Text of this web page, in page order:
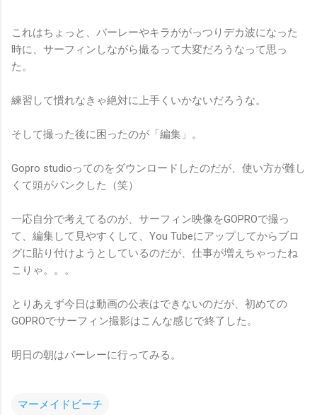
これはちょっと、バーレーやキラががっつりデカ波になった
時に、サーフィンしながら撮るって大変だろうなって思っ
た。
練習して慣れなきゃ絶対に上手くいかないだろうな。
そして撮った後に困ったのが「編集」。
Gopro studioってのをダウンロードしたのだが、使い方が難し
くて頭がパンクした（笑）
一応自分で考えてるのが、サーフィン映像をGOPROで撮っ
て、編集して見やすくして、You Tubeにアップしてからブロ
グに貼り付けようとしているのだが、仕事が増えちゃったね
こりゃ。。。
とりあえず今日は動画の公表はできないのだが、初めての
GOPROでサーフィン撮影はこんな感じで終了した。
明日の朝はバーレーに行ってみる。
マーメイドビーチ